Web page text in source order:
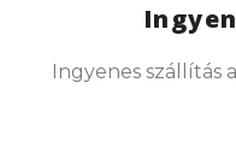
Ingyenes szállítás